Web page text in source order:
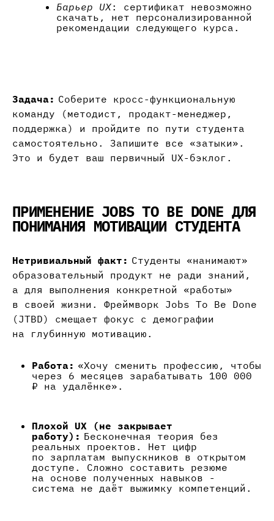
Барьер UX: сертификат невозможно
скачать, нет персонализированной
рекомендации следующего курса.
Задача: Соберите кросс-функциональную
команду (методист, продакт-менеджер,
поддержка) и пройдите по пути студента
самостоятельно. Запишите все «затыки».
Это и будет ваш первичный UX-бэклог.
ПРИМЕНЕНИЕ JOBS TO BE DONE ДЛЯ
ПОНИМАНИЯ МОТИВАЦИИ СТУДЕНТА
Нетривиальный факт: Студенты «нанимают»
образовательный продукт не ради знаний,
а для выполнения конкретной «работы»
в своей жизни. Фреймворк Jobs To Be Done
(JTBD) смещает фокус с демографии
на глубинную мотивацию.
Работа: «Хочу сменить профессию, чтобы
через 6 месяцев зарабатывать 100 000
₽ на удалёнке».
Плохой UX (не закрывает
работу): Бесконечная теория без
реальных проектов. Нет цифр
по зарплатам выпускников в открытом
доступе. Сложно составить резюме
на основе полученных навыков -
система не даёт выжимку компетенций.